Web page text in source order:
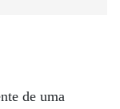
de uma